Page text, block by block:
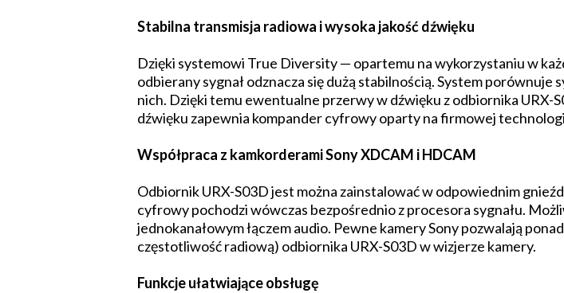
Stabilna transmisja radiowa i wysoka jakość dźwięku
Dzięki systemowi True Diversity — opartemu na wykorzystaniu w
odbierany sygnał odznacza się dużą stabilnością. System
nich. Dzięki temu ewentualne przerwy w dźwięku z odbiornika URX-
dźwięku zapewnia kompander cyfrowy oparty na firmowej
Współpraca z kamkorderami Sony XDCAM i HDCAM
Odbiornik URX-S03D jest można zainstalować w odpowiednim
cyfrowy pochodzi wówczas bezpośrednio z procesora sygnału.
jednokanałowym łączem audio. Pewne kamery Sony pozwalają
częstotliwość radiową) odbiornika URX-S03D w wizjerze kamery.
Funkcje ułatwiające obsługę